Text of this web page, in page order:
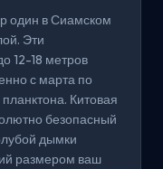
один в Сиамском
Эти
12-18 метров
с марта по
Китовая
безопасный
дымки
размером ваш